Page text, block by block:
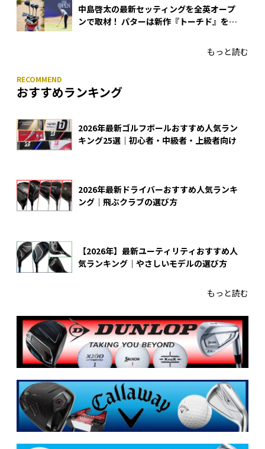
中島啓太の最新セッティングを全英オープ
ンで取材！ パターは新作『トーチド』を投
もっと読む
おすすめランキング
2026年最新ゴルフボールおすすめ人気ラン
キング25選｜初心者・中級者・上級者向け
2026年最新ドライバーおすすめ人気ランキ
ング｜飛ぶクラブの選び方
【2026年】最新ユーティリティおすすめ人
気ランキング｜やさしいモデルの選び方
もっと読む